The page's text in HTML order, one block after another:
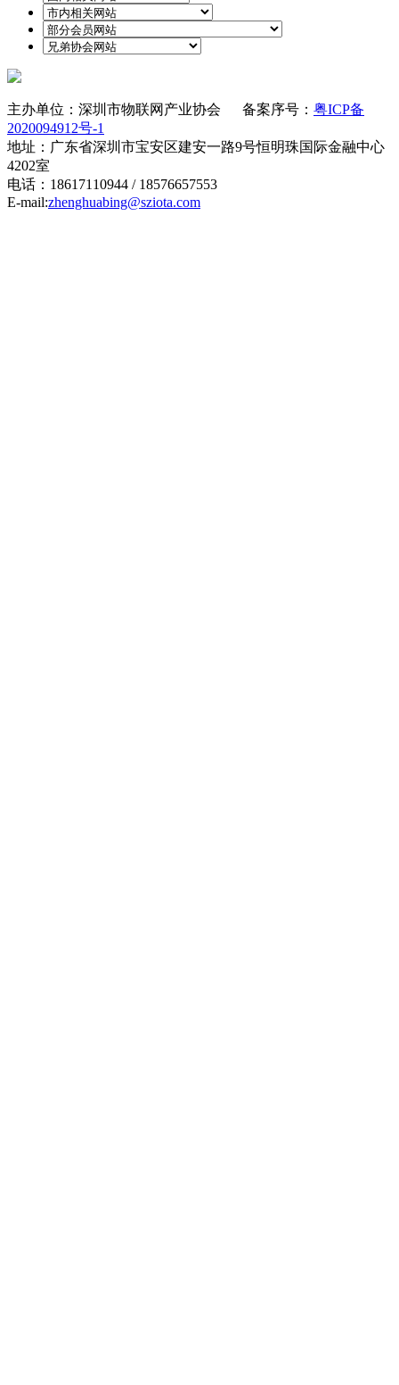
主办单位：深圳市物联网产业协会 备案序号： 粤ICP备
2020094912号-1
地址：广东省深圳市宝安区建安一路9号恒明珠国际金融中心
4202室
电话：18617110944 / 18576657553
E-mail:zhenghuabing@sziota.com